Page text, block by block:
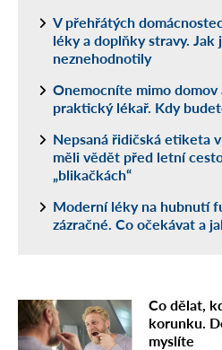
V přehřátých
léky a doplňky stravy. Jak
neznehodnotily
Onemocníte mimo domov
praktický lékař. Kdy
Nepsaná řidičská etiketa
měli vědět před letní
„blikačkách“
Moderní léky na hubnutí
zázračné. Co očekávat a
Co dělat,
korunku.
myslíte